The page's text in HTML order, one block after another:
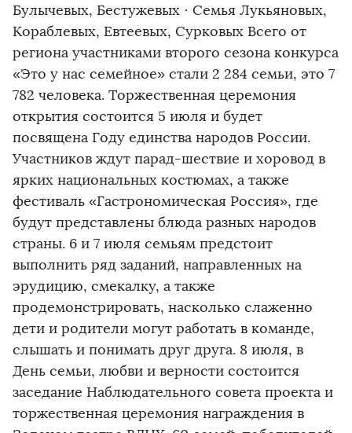
Булычевых, Бестужевых · Семья Лукьяновых,
Кораблевых, Евтеевых, Сурковых Всего от
региона участниками второго сезона конкурса
«Это у нас семейное» стали 2 284 семьи, это 7
782 человека. Торжественная церемония
открытия состоится 5 июля и будет
посвящена Году единства народов России.
Участников ждут парад-шествие и хоровод в
ярких национальных костюмах, а также
фестиваль «Гастрономическая Россия», где
будут представлены блюда разных народов
страны. 6 и 7 июля семьям предстоит
выполнить ряд заданий, направленных на
эрудицию, смекалку, а также
продемонстрировать, насколько слаженно
дети и родители могут работать в команде,
слышать и понимать друг друга. 8 июля, в
День семьи, любви и верности состоится
заседание Наблюдательного совета проекта и
торжественная церемония награждения в